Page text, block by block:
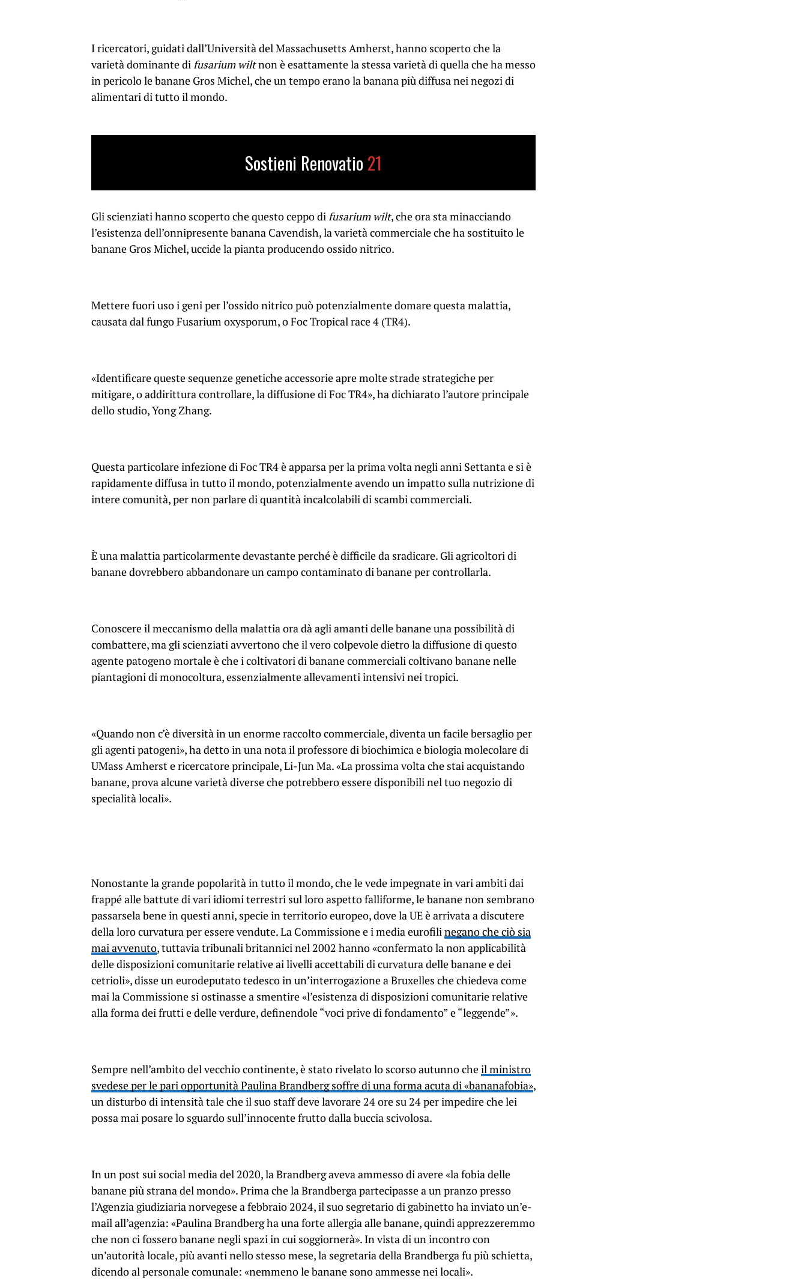
I ricercatori, guidati dall’Università del Massachusetts Amherst, hanno scoperto che la
varietà dominante difusarium wiltnon è esattamente la stessa varietà di quella che ha messo
in pericolo le banane Gros Michel, che un tempo erano la banana più diffusa nei negozi di
alimentari di tutto il mondo.
Sostieni Renovatio 21
Gli scienziati hanno scoperto che questo ceppo difusarium wilt, che ora sta minacciando
l’esistenza dell’onnipresente banana Cavendish, la varietà commerciale che ha sostituito le
banane Gros Michel, uccide la pianta producendo ossido nitrico.
Mettere fuori uso i geni per l’ossido nitrico può potenzialmente domare questa malattia,
causata dal fungo Fusarium oxysporum, o Foc Tropical race 4 (TR4).
«Identificare queste sequenze genetiche accessorie apre molte strade strategiche per
mitigare, o addirittura controllare, la diffusione di Foc TR4», ha dichiarato l’autore principale
dello studio, Yong Zhang.
Questa particolare infezione di Foc TR4 è apparsa per la prima volta negli anni Settanta e si è
rapidamente diffusa in tutto il mondo, potenzialmente avendo un impatto sulla nutrizione di
intere comunità, per non parlare di quantità incalcolabili di scambi commerciali.
È una malattia particolarmente devastante perché è difficile da sradicare. Gli agricoltori di
banane dovrebbero abbandonare un campo contaminato di banane per controllarla.
Conoscere il meccanismo della malattia ora dà agli amanti delle banane una possibilità di
combattere, ma gli scienziati avvertono che il vero colpevole dietro la diffusione di questo
agente patogeno mortale è che i coltivatori di banane commerciali coltivano banane nelle
piantagioni di monocoltura, essenzialmente allevamenti intensivi nei tropici.
«Quando non c’è diversità in un enorme raccolto commerciale, diventa un facile bersaglio per
gli agenti patogeni», ha detto in una nota il professore di biochimica e biologia molecolare di
UMass Amherst e ricercatore principale, Li-Jun Ma. «La prossima volta che stai acquistando
banane, prova alcune varietà diverse che potrebbero essere disponibili nel tuo negozio di
specialità locali».
Nonostante la grande popolarità in tutto il mondo, che le vede impegnate in vari ambiti dai
frappé alle battute di vari idiomi terrestri sul loro aspetto falliforme, le banane non sembrano
passarsela bene in questi anni, specie in territorio europeo, dove la UE è arrivata a discutere
della loro curvatura per essere vendute. La Commissione e i media eurofilinegano che ciò sia
mai avvenuto, tuttavia tribunali britannici nel 2002 hanno «confermato la non applicabilità
delle disposizioni comunitarie relative ai livelli accettabili di curvatura delle banane e dei
cetrioli», disse un eurodeputato tedesco in un’interrogazione a Bruxelles che chiedeva come
mai la Commissione si ostinasse a smentire «l’esistenza di disposizioni comunitarie relative
alla forma dei frutti e delle verdure, definendole “voci prive di fondamento” e “leggende”».
Sempre nell’ambito del vecchio continente, è stato rivelato lo scorso autunno cheil ministro
svedese per le pari opportunità Paulina Brandberg soffre di una forma acuta di «bananafobia»,
un disturbo di intensità tale che il suo staff deve lavorare 24 ore su 24 per impedire che lei
possa mai posare lo sguardo sull’innocente frutto dalla buccia scivolosa.
In un post sui social media del 2020, la Brandberg aveva ammesso di avere «la fobia delle
banane più strana del mondo». Prima che la Brandberga partecipasse a un pranzo presso
l’Agenzia giudiziaria norvegese a febbraio 2024, il suo segretario di gabinetto ha inviato un’e-
mail all’agenzia: «Paulina Brandberg ha una forte allergia alle banane, quindi apprezzeremmo
che non ci fossero banane negli spazi in cui soggiornerà». In vista di un incontro con
un’autorità locale, più avanti nello stesso mese, la segretaria della Brandberga fu più schietta,
dicendo al personale comunale: «nemmeno le banane sono ammesse nei locali».